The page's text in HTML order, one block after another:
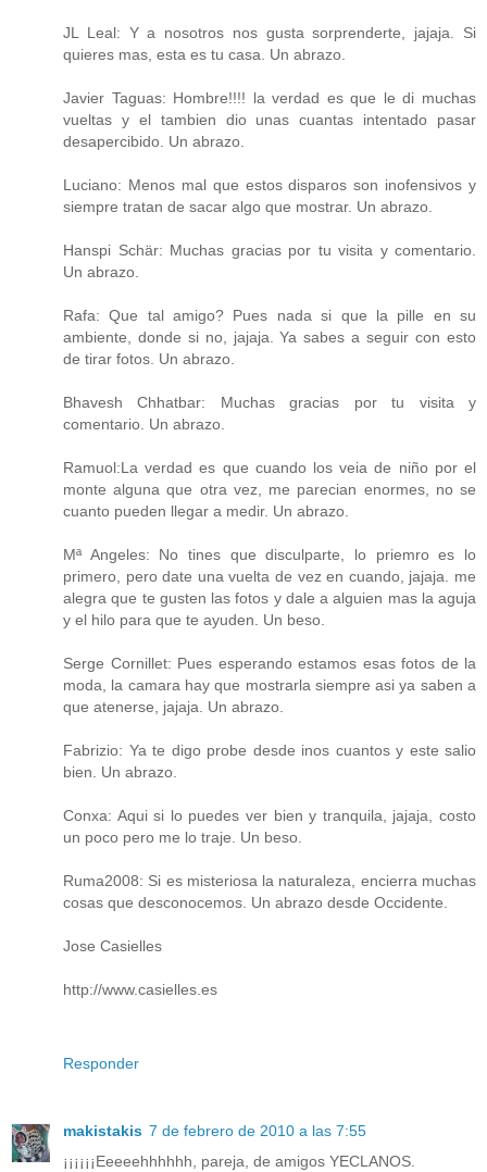
JL Leal: Y a nosotros nos gusta sorprenderte, jajaja. Si
quieres mas, esta es tu casa. Un abrazo.
Javier Taguas: Hombre!!!! la verdad es que le di muchas
vueltas y el tambien dio unas cuantas intentado pasar
desapercibido. Un abrazo.
Luciano: Menos mal que estos disparos son inofensivos y
siempre tratan de sacar algo que mostrar. Un abrazo.
Hanspi Schär: Muchas gracias por tu visita y comentario.
Un abrazo.
Rafa: Que tal amigo? Pues nada si que la pille en su
ambiente, donde si no, jajaja. Ya sabes a seguir con esto
de tirar fotos. Un abrazo.
Bhavesh Chhatbar: Muchas gracias por tu visita y
comentario. Un abrazo.
Ramuol:La verdad es que cuando los veia de niño por el
monte alguna que otra vez, me parecian enormes, no se
cuanto pueden llegar a medir. Un abrazo.
Mª Angeles: No tines que disculparte, lo priemro es lo
primero, pero date una vuelta de vez en cuando, jajaja. me
alegra que te gusten las fotos y dale a alguien mas la aguja
y el hilo para que te ayuden. Un beso.
Serge Cornillet: Pues esperando estamos esas fotos de la
moda, la camara hay que mostrarla siempre asi ya saben a
que atenerse, jajaja. Un abrazo.
Fabrizio: Ya te digo probe desde inos cuantos y este salio
bien. Un abrazo.
Conxa: Aqui si lo puedes ver bien y tranquila, jajaja, costo
un poco pero me lo traje. Un beso.
Ruma2008: Si es misteriosa la naturaleza, encierra muchas
cosas que desconocemos. Un abrazo desde Occidente.
Jose Casielles
http://www.casielles.es
Responder
makistakis 7 de febrero de 2010 a las 7:55
¡¡¡¡¡¡Eeeeehhhhhh, pareja, de amigos YECLANOS.